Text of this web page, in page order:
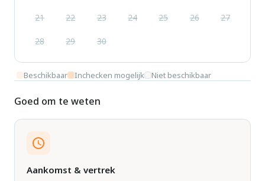
21 22 23 24 25 26 27
28 29 30
Beschikbaar Inchecken mogelijk Niet beschikbaar
Goed om te weten
Aankomst & vertrek